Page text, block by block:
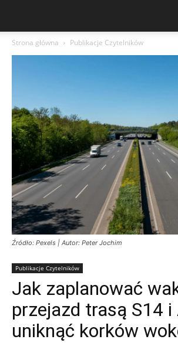
Strona główna Publikacje Czytelników
Źródło: Pexels | Autor: Peter Jochim
Publikacje Czytelników
Jak zaplanować
przejazd trasą S14 i
uniknąć korków